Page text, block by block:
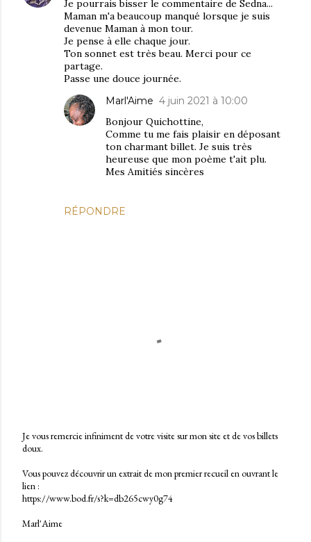
Je pourrais bisser le commentaire de Sedna...
Maman m'a beaucoup manqué lorsque je suis
devenue Maman à mon tour.
Je pense à elle chaque jour.
Ton sonnet est très beau. Merci pour ce
partage.
Passe une douce journée.
RÉPONDRE
Marl'Aime 4 juin 2021 à 10:00
Bonjour Quichottine,
Comme tu me fais plaisir en déposant
ton charmant billet. Je suis très
heureuse que mon poème t'ait plu.
Mes Amitiés sincères
E
r
e
g
s
Je vous remercie infiniment de votre visite sur mon site et de vos billets
doux.
Vous pouvez découvrir un extrait de mon premier recueil en ouvrant le
lien :
https://www.bod.fr/s?k=db265cwy0g74
Marl'Aime